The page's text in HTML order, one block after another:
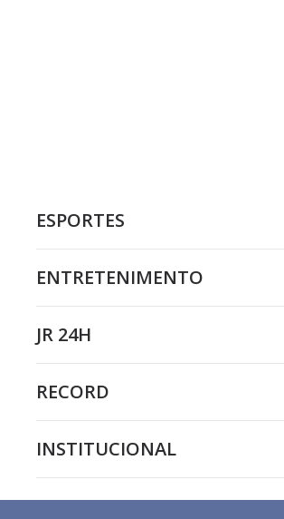
ESPORTES
ENTRETENIMENTO
JR 24H
RECORD
INSTITUCIONAL